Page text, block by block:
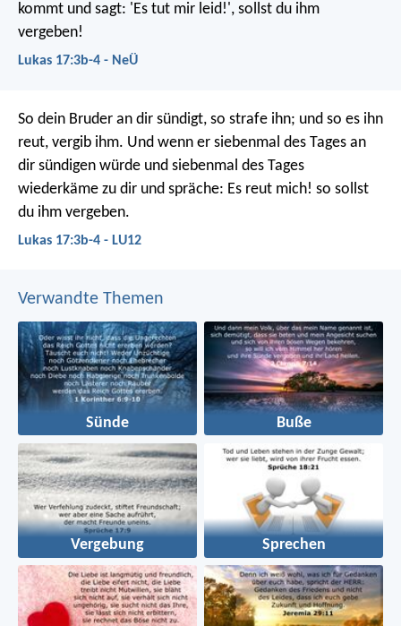
kommt und sagt: 'Es tut mir leid!', sollst du ihm
vergeben!
Lukas 17:3b-4 - NeÜ
So dein Bruder an dir sündigt, so strafe ihn; und so es ihn
reut, vergib ihm. Und wenn er siebenmal des Tages an
dir sündigen würde und siebenmal des Tages
wiederkäme zu dir und spräche: Es reut mich! so sollst
du ihm vergeben.
Lukas 17:3b-4 - LU12
Verwandte Themen
Sünde Buße
Vergebung Sprechen